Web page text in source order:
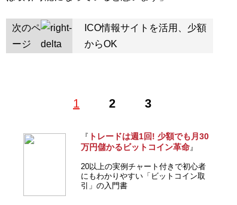
次のペ
ージ
ICO情報サイトを活用、少額
からOK
1 2 3
『 トレードは週1回! 少額でも月30
万円儲かるビットコイン革命』
20以上の実例チャート付きで初心者
にもわかりやすい「ビットコイン取
引」の入門書